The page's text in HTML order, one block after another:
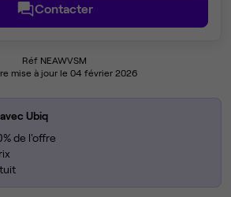
Contacter
Réf NEAWVSM
mise à jour le 04 février 2026
Ubiq
de l'offre